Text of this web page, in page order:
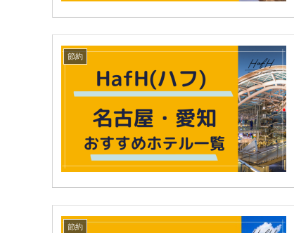
節約
節約